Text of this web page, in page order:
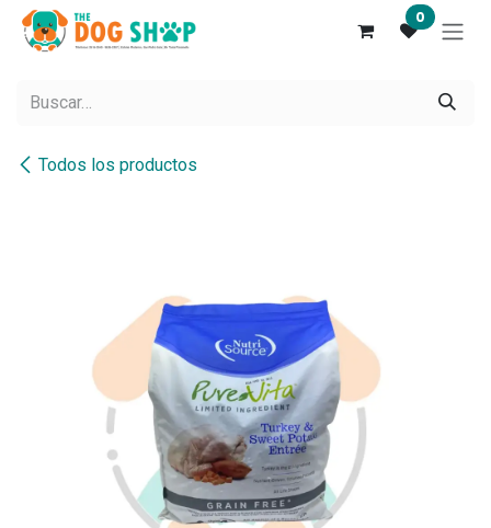
Ir al contenido 0
Todos los productos